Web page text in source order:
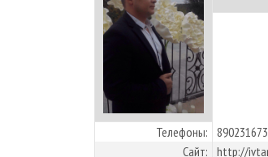
Телефоны:
Сайт: http://